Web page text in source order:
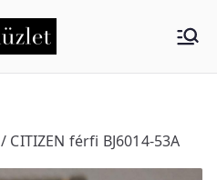
Tempus
küzlet
/ CITIZEN férfi BJ6014-53A